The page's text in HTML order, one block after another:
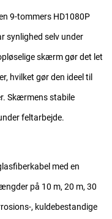
9-tommers HD1080P
synlighed selv under
skærm gør det let
hvilket gør den ideel til
Skærmens stabile
feltarbejde.
med en
på 10 m, 20 m, 30
, kuldebestandige